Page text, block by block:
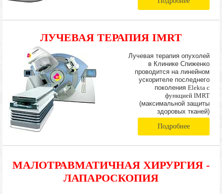
ЛУЧЕВАЯ ТЕРАПИЯ IMRT
Лучевая терапия опухолей
в Клинике Спиженко
проводится на линейном
ускорителе последнего
поколения Elekta с
функцией IMRT
(максимальной защиты
здоровых тканей)
Подробнее
МАЛОТРАВМАТИЧНАЯ ХИРУРГИЯ -
ЛАПАРОСКОПИЯ